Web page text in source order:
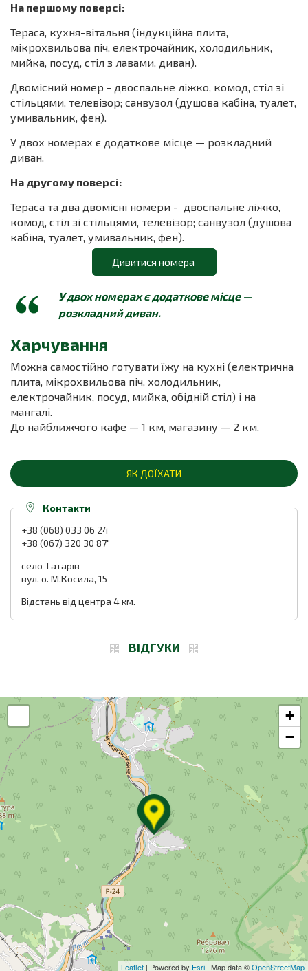
Hа першому поверсі:
Тераса, кухня-вітальня (індукційна плита,
мікрохвильова піч, електрочайник, холодильник,
мийка, посуд, стіл з лавами, диван).
Двомісний номер - двоспальне ліжко, комод, стіл зі
стільцями, телевізор; санвузол (душова кабіна, туалет,
умивальник, фен).
У двох номерах є додаткове місце — розкладний
диван.
На другому поверсі:
Тераса та два двомісні номери - двоспальне ліжко,
комод, стіл зі стільцями, телевізор; санвузол (душова
кабіна, туалет, умивальник, фен).
Дивитися номера
У двох номерах є додаткове місце —
розкладний диван.
Харчування
Можна самостійно готувати їжу на кухні (електрична
плита, мікрохвильова піч, холодильник,
електрочайник, посуд, мийка, обідній стіл) і на
мангалі.
До найближчого кафе — 1 км, магазину — 2 км.
ЯК ДОЇХАТИ
Контакти
+38 (068) 033 06 24
+38 (067) 320 30 87"
село Татарів
вул. о. М.Косила, 15
Відстань від центра 4 км.
ВІДГУКИ
+
−
Leaflet | Powered by Esri | Map data ©OpenStreetMap